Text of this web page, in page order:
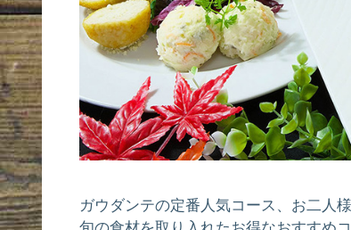
ガウダンテの定番人気コース、お二人